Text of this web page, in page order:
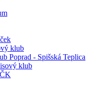
klub
Poprad - Spišská Teplica
klub